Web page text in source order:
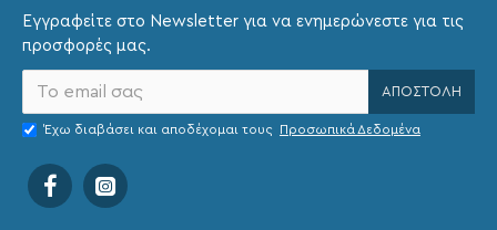
Εγγραφείτε στο Newsletter για να ενημερώνεστε για τις
προσφορές μας.
ΑΠΟΣΤΟΛΉ
Έχω διαβάσει και αποδέχομαι τους Προσωπικά Δεδομένα